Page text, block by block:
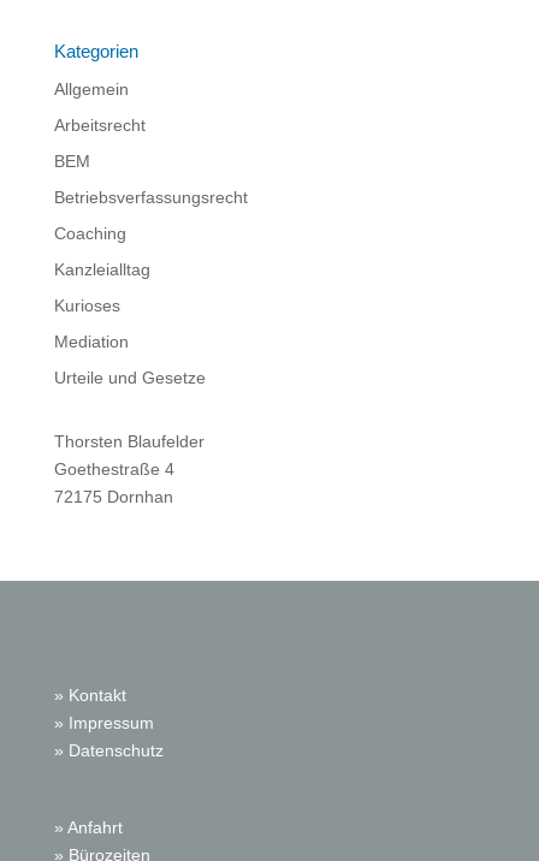
Kategorien
Allgemein
Arbeitsrecht
BEM
Betriebsverfassungsrecht
Coaching
Kanzleialltag
Kurioses
Mediation
Urteile und Gesetze
Thorsten Blaufelder
Goethestraße 4
72175 Dornhan
» Kontakt
» Impressum
» Datenschutz
» Anfahrt
» Bürozeiten